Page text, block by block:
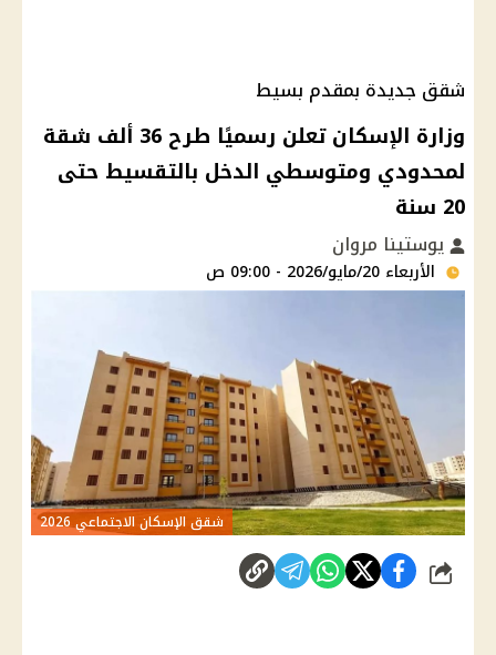
شقق جديدة بمقدم بسيط
وزارة الإسكان تعلن رسميًا طرح 36 ألف شقة
لمحدودي ومتوسطي الدخل بالتقسيط حتى
20 سنة
يوستينا مروان
الأربعاء 20/مايو/2026 - 09:00 ص
شقق الإسكان الاجتماعي 2026
شارك